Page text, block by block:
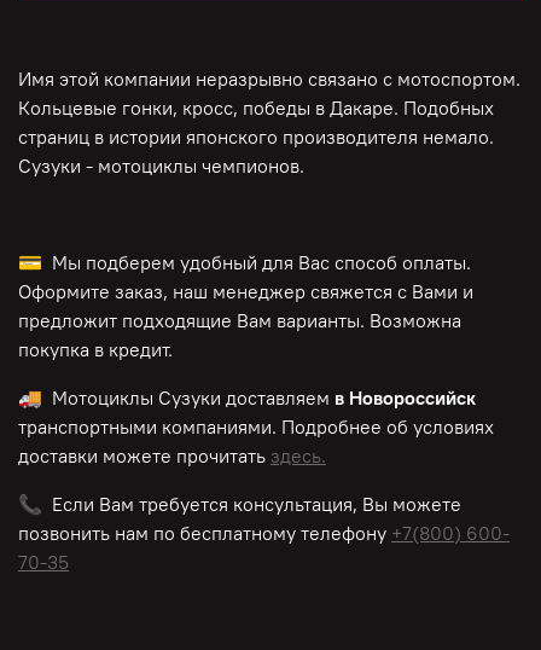
Имя этой компании неразрывно связано с мотоспортом.
Кольцевые гонки, кросс, победы в Дакаре. Подобных
страниц в истории японского производителя немало.
Сузуки - мотоциклы чемпионов.
💳 Мы подберем удобный для Вас способ оплаты.
Оформите заказ, наш менеджер свяжется с Вами и
предложит подходящие Вам варианты. Возможна
покупка в кредит.
🚚 Мотоциклы Сузуки доставляем в Новороссийск
транспортными компаниями. Подробнее об условиях
доставки можете прочитать здесь.
📞 Если Вам требуется консультация, Вы можете
позвонить нам по бесплатному телефону +7(800) 600-
70-35